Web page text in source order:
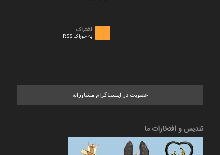
اشتراک
به خوراک RSS
عضویت در اینستاگرام مشاورانه
تندیس و افتخارات ما